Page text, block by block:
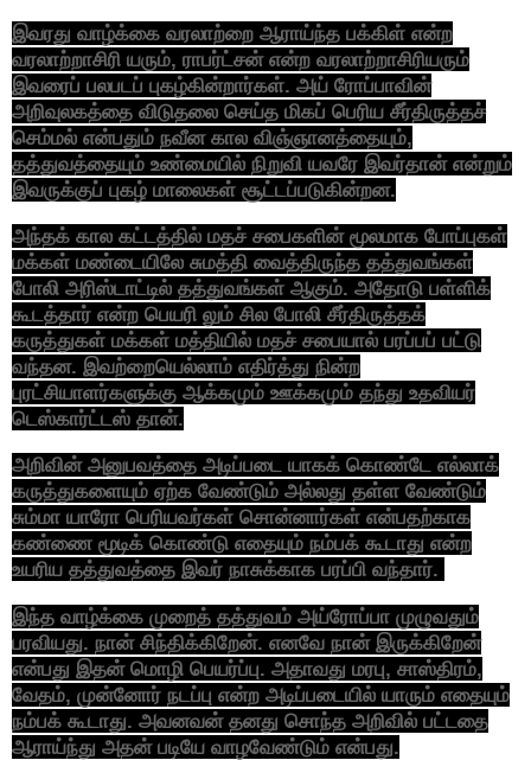
இவரது வாழ்க்கை வரலாற்றை ஆராய்ந்த பக்கிள் என்ற
வரலாற்றாசிரி யரும், ராபர்ட்சன் என்ற வரலாற்றாசிரியரும்
இவரைப் பலபடப் புகழ்கின்றார்கள். அய் ரோப்பாவின்
அறிவுலகத்தை விடுதலை செய்த மிகப் பெரிய சீர்திருத்தச்
செம்மல் என்பதும் நவீன கால விஞ்ஞானத்தையும்,
தத்துவத்தையும் உண்மையில் நிறுவி யவரே இவர்தான் என்றும்
இவருக்குப் புகழ் மாலைகள் சூட்டப்படுகின்றன.
அந்தக் கால கட்டத்தில் மதச் சபைகளின் மூலமாக போப்புகள்
மக்கள் மண்டையிலே சுமத்தி வைத்திருந்த தத்துவங்கள்
போலி அரிஸ்டாட்டில் தத்துவங்கள் ஆகும். அதோடு பள்ளிக்
கூடத்தார் என்ற பெயரி லும் சில போலி சீர்திருத்தக்
கருத்துகள் மக்கள் மத்தியில் மதச் சபையால் பரப்பப் பட்டு
வந்தன. இவற்றையெல்லாம் எதிர்த்து நின்ற
புரட்சியாளர்களுக்கு ஆக்கமும் ஊக்கமும் தந்து உதவியர்
டெஸ்கார்ட்டஸ் தான்.
அறிவின் அனுபவத்தை அடிப்படை யாகக் கொண்டே எல்லாக்
கருத்துகளையும் ஏற்க வேண்டும் அல்லது தள்ள வேண்டும்
சும்மா யாரோ பெரியவர்கள் சொன்னார்கள் என்பதற்காக
கண்ணை மூடிக் கொண்டு எதையும் நம்பக் கூடாது என்ற
உயரிய தத்துவத்தை இவர் நாசுக்காக பரப்பி வந்தார்.
இந்த வாழ்க்கை முறைத் தத்துவம் அய்ரோப்பா முழுவதும்
பரவியது. நான் சிந்திக்கிறேன். எனவே நான் இருக்கிறேன்
என்பது இதன் மொழி பெயர்ப்பு. அதாவது மரபு, சாஸ்திரம்,
வேதம், முன்னோர் நடப்பு என்ற அடிப்படையில் யாரும் எதையும்
நம்பக் கூடாது. அவனவன் தனது சொந்த அறிவில் பட்டதை
ஆராய்ந்து அதன் படியே வாழவேண்டும் என்பது.